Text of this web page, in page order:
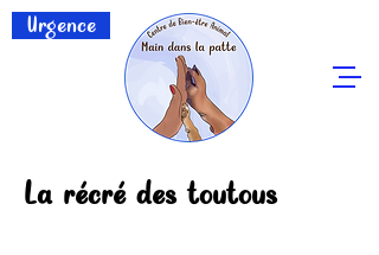
Urgence
La récré des toutous